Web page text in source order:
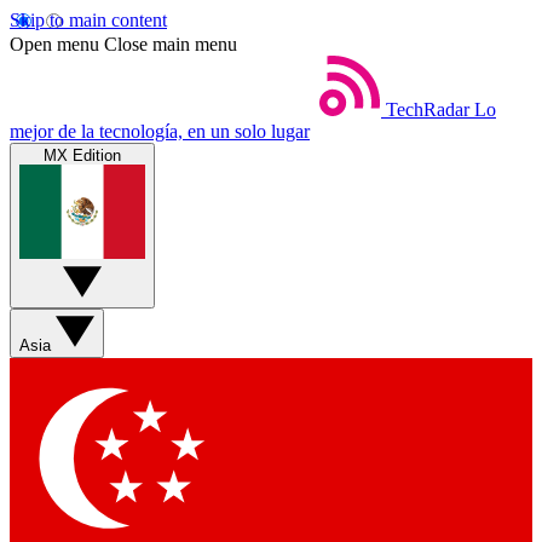
Skip to main content
Open menu Close main menu
TechRadar Lo
mejor de la tecnología, en un solo lugar
MX Edition
Asia